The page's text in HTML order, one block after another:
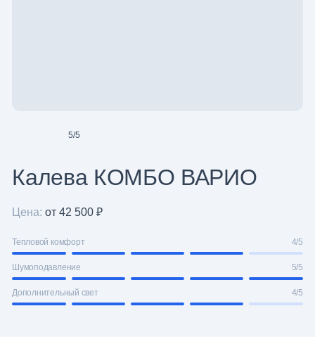
5/5
Калева КОМБО ВАРИО
Цена: от 42 500 ₽
Тепловой комфорт 4/5
Шумоподавление 5/5
Дополнительный свет 4/5